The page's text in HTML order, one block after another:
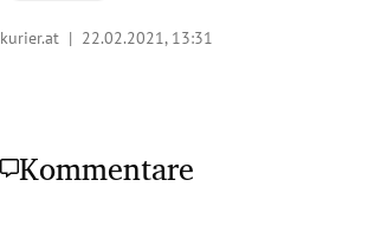
kurier.at | 22.02.2021, 13:31
Kommentare